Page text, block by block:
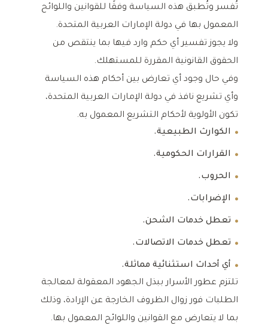
تُفسر وتُطبق هذه السياسة وفقًا للقوانين واللوائح
المعمول بها في دولة الإمارات العربية المتحدة.
ولا يجوز تفسير أي حكم وارد فيها بما ينتقص من
الحقوق القانونية المقررة للمستهلك.
وفي حال وجود أي تعارض بين أحكام هذه السياسة
وأي تشريع نافذ في دولة الإمارات العربية المتحدة،
تكون الأولوية لأحكام التشريع المعمول به.
الكوارث الطبيعية.
القرارات الحكومية.
الحروب.
الإضرابات.
تعطل خدمات الشحن.
تعطل خدمات الاتصالات.
أي أحداث استثنائية مماثلة.
تلتزم عطور الأسرار ببذل الجهود المعقولة لمعالجة
الطلبات فور زوال الظروف الخارجة عن الإرادة، وذلك
بما لا يتعارض مع القوانين واللوائح المعمول بها.